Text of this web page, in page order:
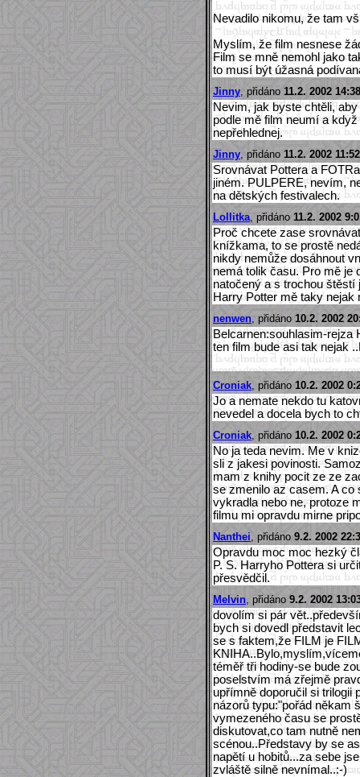
Nevadilo nikomu, že tam
Myslím, že film nesnese
Film se mně nemohl jako
to musí být úžasná
Jinny , přidáno 11.2. 2002
Nevim, jak byste chtěli,
podle mě film neumí a
nepřehlednej.
Jinny , přidáno 11.2. 2002
Srovnávat Pottera a
jiném. PULPERE, nevím,
na dětských festivalech.
Lollitka, přidáno 11.2. 2002
Proč chcete zase
knížkama, to se prostě
nikdy nemůže dosáhnout
nemá tolik času. Pro mě je
natočený a s trochou
Harry Potter mě taky
nenwen , přidáno 10.2. 2002
Belcarnen:souhlasim-rejza
ten film bude asi tak nejak
Croniak , přidáno 10.2. 2002
Jo a nemate nekdo tu
nevedel a docela bych to
Croniak , přidáno 10.2. 2002
No ja teda nevim. Me v
sli z jakesi povinosti.
mam z knihy pocit ze ze
se zmenilo az casem. A co
vykradla nebo ne, protoze
filmu mi opravdu mirne
Nanthei , přidáno 9.2. 2002
Opravdu moc moc hezký
P. S. Harryho Pottera si
přesvědčil.
Melvin , přidáno 9.2. 2002
dovolím si pár
bych si dovedl představit
se s faktem,že FILM je
téměř tři hodiny-se bude
poselstvím má zřejmě
upřímně doporučil si trilogii
názorů typu:"pořád někam
vymezeného času se
diskutovat,co tam nutně
scénou..Představy by se
napětí u hobitů...za sebe
zvláště silně nevnímal..:-)